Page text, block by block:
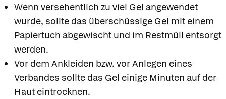
Wenn versehentlich zu viel Gel angewendet
wurde, sollte das überschüssige Gel mit einem
Papiertuch abgewischt und im Restmüll entsorgt
werden.
Vor dem Ankleiden bzw. vor Anlegen eines
Verbandes sollte das Gel einige Minuten auf der
Haut eintrocknen.